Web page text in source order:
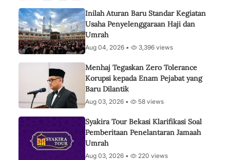
Inilah Aturan Baru Standar Kegiatan
Usaha Penyelenggaraan Haji dan
Umrah
Aug 04, 2026 • 3,396 views
Menhaj Tegaskan Zero Tolerance
Korupsi kepada Enam Pejabat yang
Baru Dilantik
Aug 03, 2026 • 58 views
Syakira Tour Bekasi Klarifikasi Soal
Pemberitaan Penelantaran Jamaah
Umrah
Aug 03, 2026 • 220 views